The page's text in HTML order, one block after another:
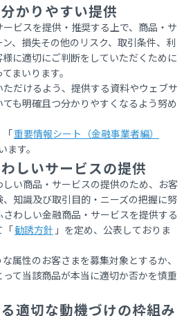
かりやすい提供
ビスを提供・推奨する上で、商品・サ
、損失その他のリスク、取引条件、利
に適切にご判断をしていただくために
まいります。
だけるよう、提供する資料やウェブサ
も明確且つ分かりやすくなるよう努め
「重要情報シート（金融事業者編）
ます。
しいサービスの提供
い商品・サービスの提供のため、お客
知識及び取引目的・ニーズの把握に努
わしい金融商品・サービスを提供する
「勧誘方針 」を定め、公表しておりま
属性のお客さまを募集対象とするか、
て当該商品が本当に適切か否かを慎重
適切な動機づけの枠組み